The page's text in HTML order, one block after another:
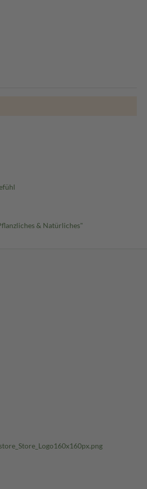
& Natürliches"